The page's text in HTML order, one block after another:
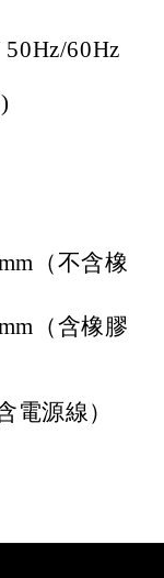
60Hz
時)
（不含橡
（含橡膠
電源線）